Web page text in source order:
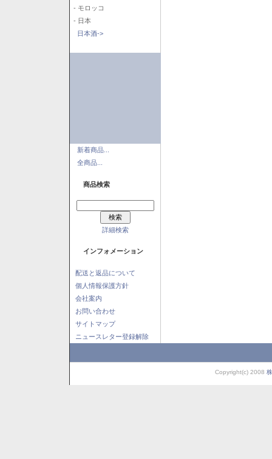
- モロッコ
- 日本
日本酒->
新着商品...
全商品...
商品検索
詳細検索
インフォメーション
配送と返品について
個人情報保護方針
会社案内
お問い合わせ
サイトマップ
ニュースレター登録解除
Copyright(c) 2008